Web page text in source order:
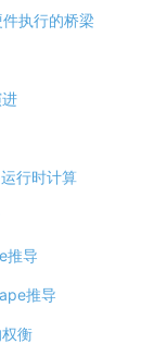
执行的桥梁
行时计算
推导
推导
衡